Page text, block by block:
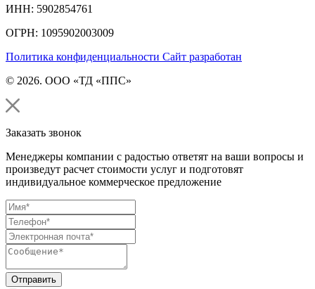
ИНН: 5902854761
ОГРН: 1095902003009
Политика конфиденциальности Сайт разработан
© 2026. ООО «ТД «ППС»
Заказать звонок
Менеджеры компании с радостью ответят на ваши вопросы и
произведут расчет стоимости услуг и подготовят
индивидуальное коммерческое предложение
Отправить